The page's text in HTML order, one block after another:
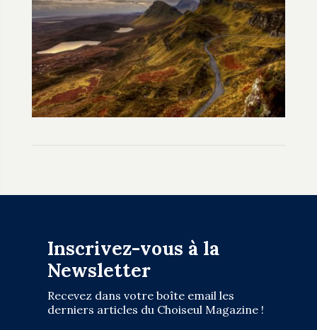
Inscrivez-vous à la
Newsletter
Recevez dans votre boîte email les
derniers articles du Choiseul Magazine !